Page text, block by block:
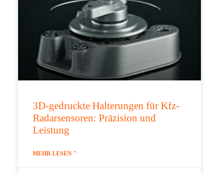
3D-gedruckte Halterungen für Kfz-
Radarsensoren: Präzision und
Leistung
MEHR LESEN "